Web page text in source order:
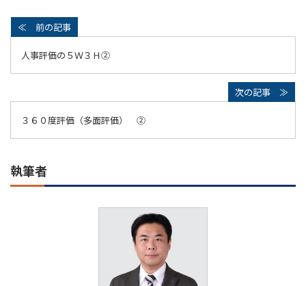
人事評価の５Ｗ３Ｈ②
３６０度評価（多面評価） ②
執筆者